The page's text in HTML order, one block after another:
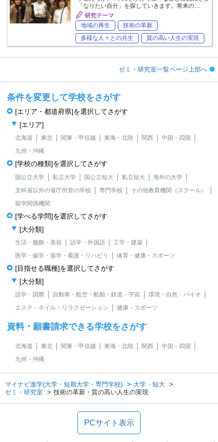
「なりたい自分」を探していきます。将来の…
研究テーマ
地域の再生
技術の革新
多様な人々との共生
質の高い人生の実現
ゼミ・研究室一覧ページ上部へ
条件を変更して学校をさがす
[エリア・都道府県]を選択してさがす
[エリア]
北海道 東北 関東・甲信越 東海・北陸 関西
中国・四国
九州・沖縄
[学校の種類]を選択してさがす
国公立大学 私立大学 国公立短大 私立短大
海外の大学
文科省以外の省庁所管の学校
専門学校
その他教育機関（スクール）
留学関係機関
[学べる学問]を選択してさがす
[大分類]
生活・服飾・美容 語学・外国語
工学・建築
医学・歯学・薬学・看護・リハビリ
体育・健康・スポーツ
[目指せる職種]を選択してさがす
[大分類]
語学・国際 自動車・航空・船舶・鉄道・宇宙
環境・自然・バイオ
エステ・ネイル・リラクゼーション
健康・スポーツ
資料・願書請求できる学校をさがす
北海道 東北 関東・甲信越 東海・北陸 関西
中国・四国
九州・沖縄
マイナビ進学(大学・短期大学・専門学校)
大学・短大
ゼミ・研究室
技術の革新・質の高い人生の実現
PCサイト表示